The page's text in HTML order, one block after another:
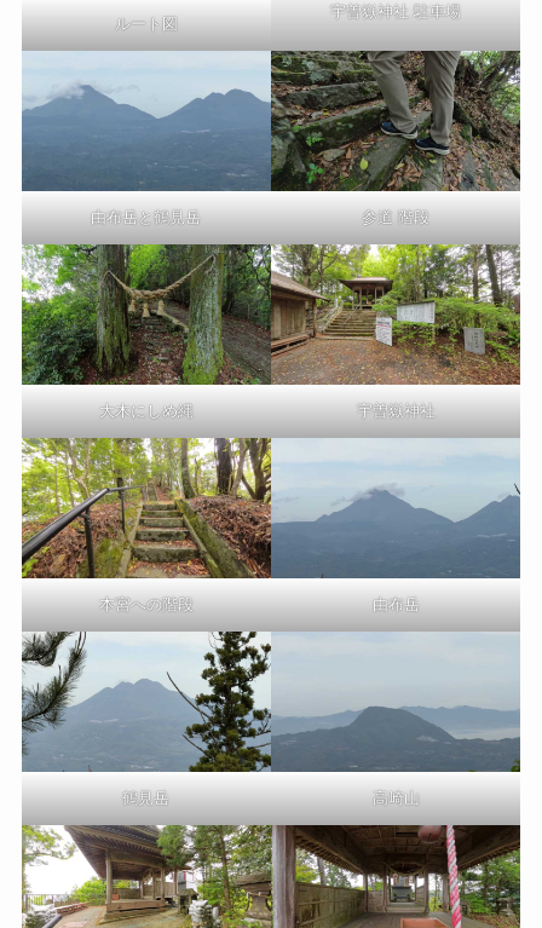
ルート図
宇曽嶽神社 駐車場
由布岳と鶴見岳 参道 階段
大木にしめ縄 宇曽嶽神社
本宮への階段 由布岳
鶴見岳 高崎山